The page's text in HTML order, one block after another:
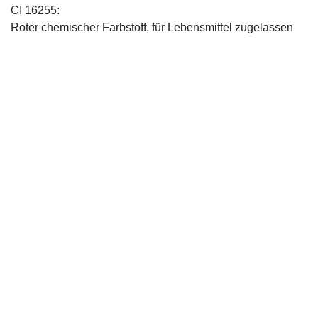
CI 16255:
Roter chemischer Farbstoff, für Lebensmittel zugelassen